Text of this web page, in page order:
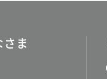
ま